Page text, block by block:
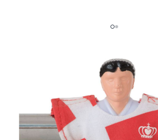
Kicker Shirts Voetbalpop
KIT.30732 Merk: Kicker-Trikot
€ 19,95